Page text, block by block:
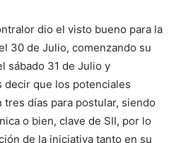
dio el visto bueno para la
30 de Julio, comenzando su
sábado 31 de Julio y
decir que los potenciales
días para postular, siendo
o bien, clave de SII, por lo
de la iniciativa tanto en su